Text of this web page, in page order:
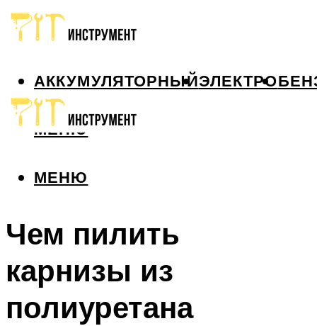
АККУМУЛЯТОРНЫЙЭЛЕКТРО
МЕНЮ
МЕНЮ
Чем пилить
карнизы из
полиуретана